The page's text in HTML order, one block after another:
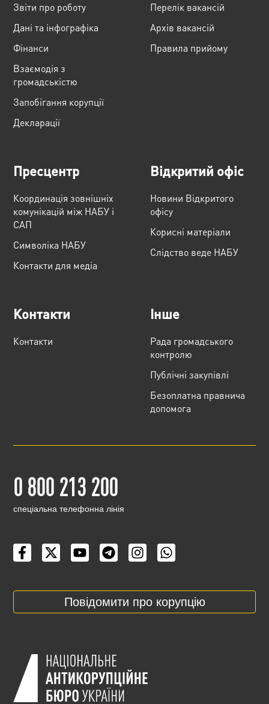
Звіти про роботу
Дані та інфографіка
Фінанси
Взаємодія з
громадськістю
Запобігання корупції
Декларації
Перелік вакансій
Архів вакансій
Правила прийому
Пресцентр
Координація зовнішніх
комунікацій між НАБУ і
САП
Cимволіка НАБУ
Контакти для медіа
Відкритий офіс
Новини Відкритого
офісу
Корисні матеріали
Слідство веде НАБУ
Контакти
Контакти
Інше
Рада громадського
контролю
Публічні закупівлі
Безоплатна правнича
допомога
0 800 213 200
cпеціальна телефонна лінія
Повідомити про корупцію